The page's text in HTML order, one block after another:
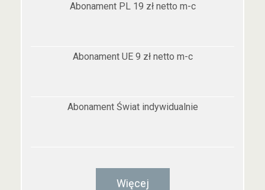
Abonament PL 19 zł netto m-c
Abonament UE 9 zł netto m-c
Abonament Świat indywidualnie
Więcej